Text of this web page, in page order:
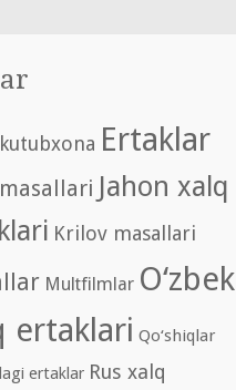
Ertaklar
Jahon xalq
Krilov masallari
Multfilmlar O‘zbek
ertaklari Qo‘shiqlar
ertaklar Rus xalq